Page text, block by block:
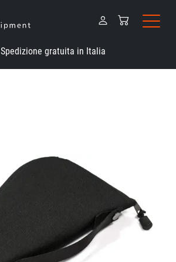
Spedizione gratuita in Italia